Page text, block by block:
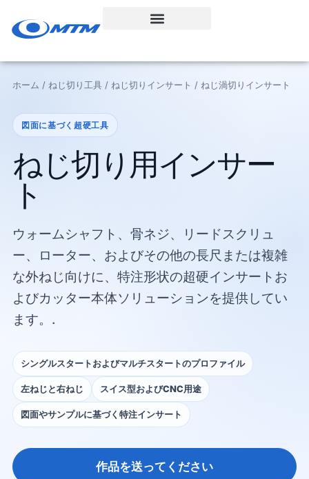
ン
ホーム / ねじ切り工具 / ねじ切りインサート / ねじ渦切りインサート
図面に基づく超硬工具
ねじ切り用インサー
ト
ウォームシャフト、骨ネジ、リードスクリュ
ー、ローター、およびその他の長尺または複雑
な外ねじ向けに、特注形状の超硬インサートお
よびカッター本体ソリューションを提供してい
ます。.
シングルスタートおよびマルチスタートのプロファイル
左ねじと右ねじ スイス型およびCNC用途
図面やサンプルに基づく特注インサート
作品を送ってください